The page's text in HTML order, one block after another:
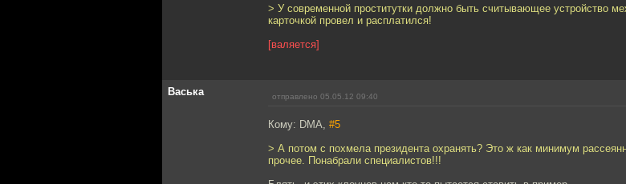
> У современной проститутки должно быть считывающее устройство
карточкой провел и расплатился!
[валяется]
Васька отправлено 05.05.12 09:40
Кому: DMA, #5
> А потом с похмела президента охранять? Это ж как минимум
прочее. Понабрали специалистов!!!